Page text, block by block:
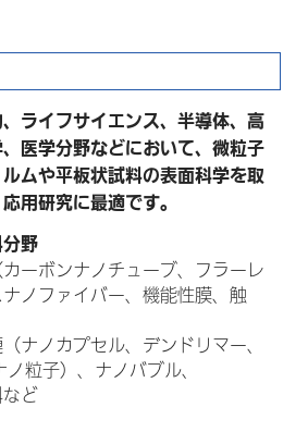
ライフサイエンス、半導体、高
医学分野などにおいて、微粒子
ムや平板状試料の表面科学を取
用研究に最適です。
野
ーボンナノチューブ、フラーレ
ノファイバー、機能性膜、触
ナノカプセル、デンドリマー、
粒子）、ナノバブル、
ど